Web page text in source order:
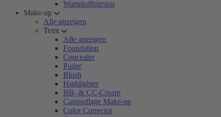
Warmluftbürsten
Make-up
Alle anzeigen
Teint
Alle anzeigen
Foundation
Concealer
Puder
Blush
Highlighter
BB- & CC-Cream
Camouflage Make-up
Color Corrector